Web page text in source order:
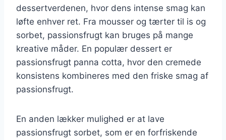
dessertverdenen, hvor dens intense smag kan
løfte enhver ret. Fra mousser og tærter til is og
sorbet, passionsfrugt kan bruges på mange
kreative måder. En populær dessert er
passionsfrugt panna cotta, hvor den cremede
konsistens kombineres med den friske smag af
passionsfrugt.
En anden lækker mulighed er at lave
passionsfrugt sorbet, som er en forfriskende